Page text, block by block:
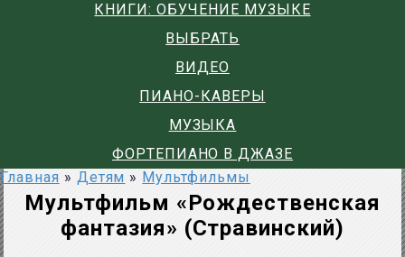
КНИГИ: ОБУЧЕНИЕ МУЗЫКЕ
ВЫБРАТЬ
ВИДЕО
ПИАНО-КАВЕРЫ
МУЗЫКА
ФОРТЕПИАНО В ДЖАЗЕ
Главная » Детям » Мультфильмы
Мультфильм «Рождественская
фантазия» (Стравинский)